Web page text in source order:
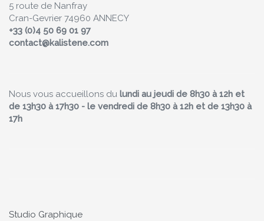
5 route de Nanfray
Cran-Gevrier 74960 ANNECY
+33 (0)4 50 69 01 97
contact@kalistene.com
Nous vous accueillons du lundi au jeudi de 8h30 à 12h et
de 13h30 à 17h30 - le vendredi de 8h30 à 12h et de 13h30 à
17h
Studio Graphique